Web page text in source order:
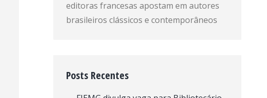
editoras francesas apostam em autores
brasileiros clássicos e contemporâneos
Posts Recentes